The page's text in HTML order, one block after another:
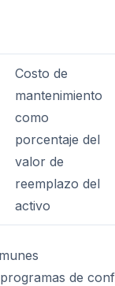
Costo de
mantenimiento
como
porcentaje del
valor de
reemplazo del
activo
de